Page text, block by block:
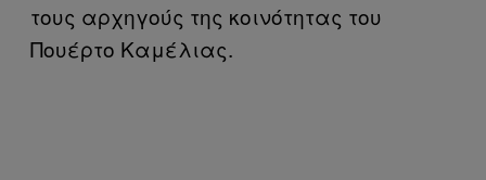
τους αρχηγούς της κοινότητας του
Πουέρτο Καμέλιας.